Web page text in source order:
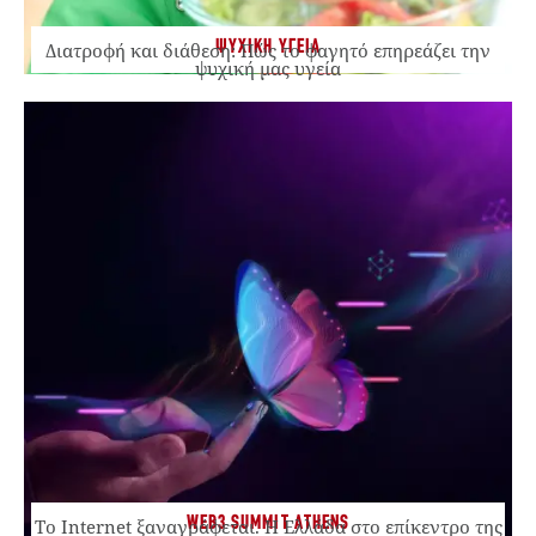
ΨΥΧΙΚΗ ΥΓΕΙΑ
Διατροφή και διάθεση: Πώς το φαγητό επηρεάζει την
ψυχική μας υγεία
WEB3 SUMMIT ATHENS
Το Internet ξαναγράφεται. Η Ελλάδα στο επίκεντρο της